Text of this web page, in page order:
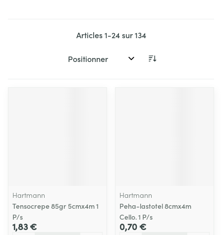
Articles1-24sur134
Trier par:
Hartmann
Tensocrepe 85gr 5cmx4m 1
P/s
1,83 €
Hartmann
Peha-lastotel 8cmx4m
Cello. 1 P/s
0,70 €